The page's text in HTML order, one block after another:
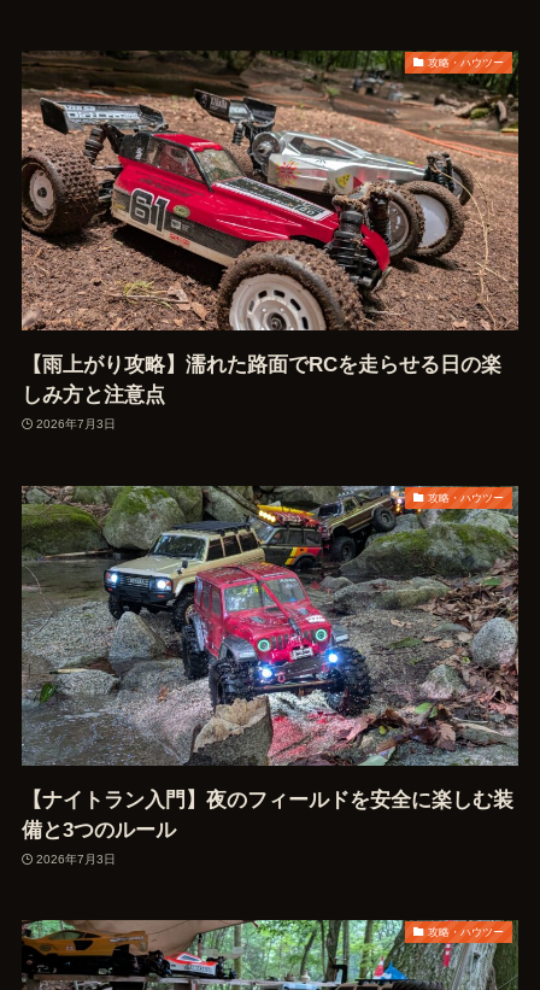
攻略・ハウツー
【雨上がり攻略】濡れた路面でRCを走らせる日の楽
しみ方と注意点
2026年7月3日
攻略・ハウツー
【ナイトラン入門】夜のフィールドを安全に楽しむ装
備と3つのルール
2026年7月3日
攻略・ハウツー